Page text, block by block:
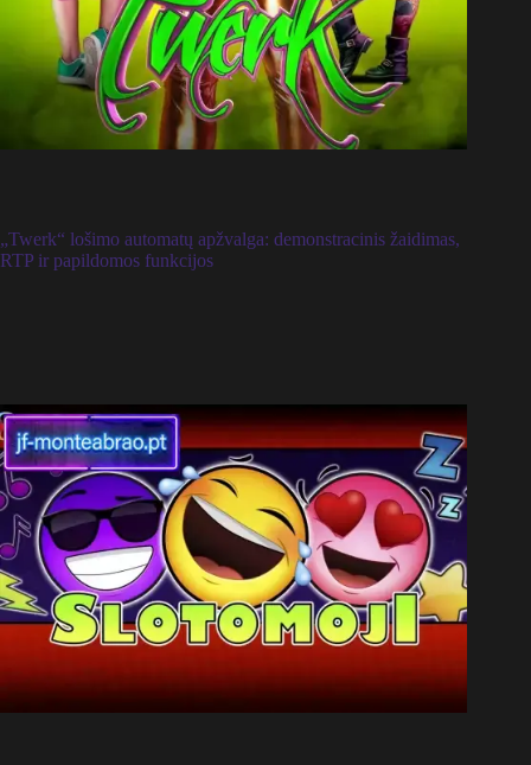
„Twerk“ lošimo automatų apžvalga: demonstracinis žaidimas,
RTP ir papildomos funkcijos